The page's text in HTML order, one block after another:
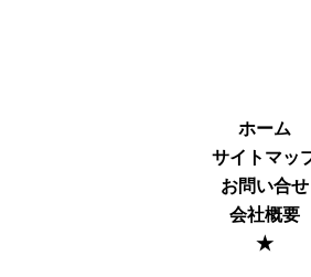
ホーム
サイトマッ
お問い合せ
会社概要
★